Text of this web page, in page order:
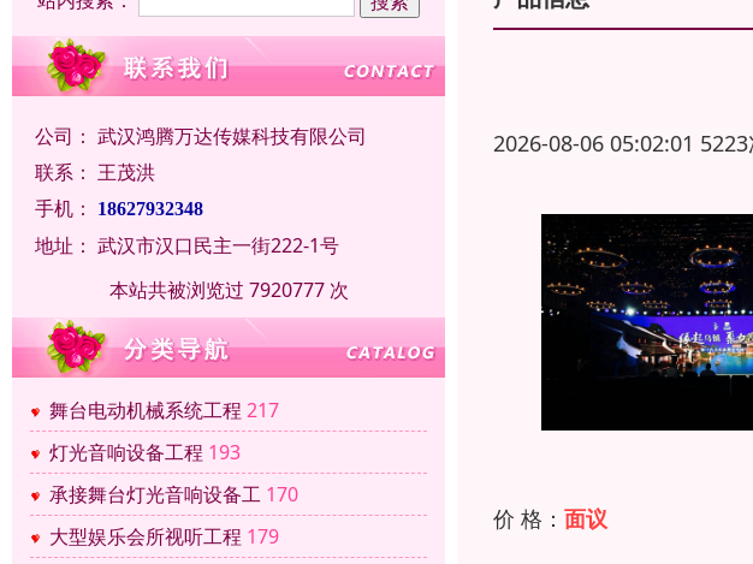
公司： 武汉鸿腾万达传媒科技有限公司
联系： 王茂洪
手机：
18627932348
地址： 武汉市汉口民主一街222-1号
本站共被浏览过 7920777 次
舞台电动机械系统工程 217
灯光音响设备工程 193
承接舞台灯光音响设备工 170
大型娱乐会所视听工程 179
2026-08-06 05:02:01
价 格： 面议